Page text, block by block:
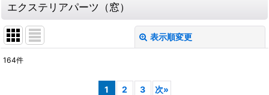
エクステリアパーツ（窓）
表示順変更
164件
1 2 3 次»